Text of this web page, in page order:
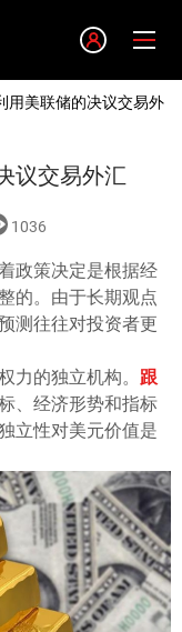
用美联储的决议交易外
议交易外汇
1036
政策决定是根据经
的。由于长期观点
测往往对投资者更
力的独立机构。 跟
、经济形势和指标
立性对美元价值是